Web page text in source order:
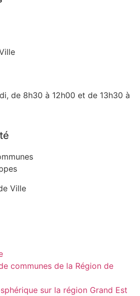
de 8h30 à 12h00 et de 13h30 à
Ville
communes de la Région de
sur la région Grand Est